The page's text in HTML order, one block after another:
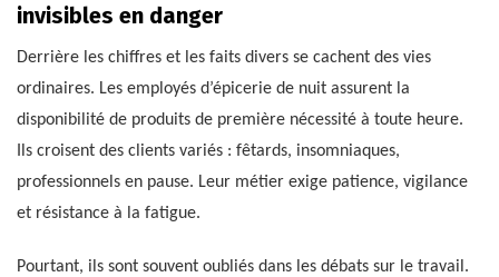
invisibles en danger
Derrière les chiffres et les faits divers se cachent des vies
ordinaires. Les employés d’épicerie de nuit assurent la
disponibilité de produits de première nécessité à toute heure.
Ils croisent des clients variés : fêtards, insomniaques,
professionnels en pause. Leur métier exige patience, vigilance
et résistance à la fatigue.
Pourtant, ils sont souvent oubliés dans les débats sur le travail.